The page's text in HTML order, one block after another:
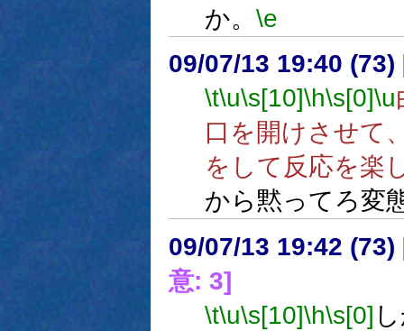
か。 \e
09/07/13 19:40 (73)
\t\u\s[10]\h\s[0]\u
口を開けさせて
をして反応を楽
から黙ってろ変
09/07/13 19:42 (73)
意: 3]
\t\u\s[10]\h\s[0]